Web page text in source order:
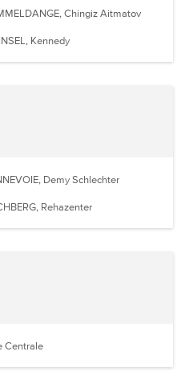
Chingiz Aitmatov
Kennedy
Demy Schlechter
Rehazenter
Centrale